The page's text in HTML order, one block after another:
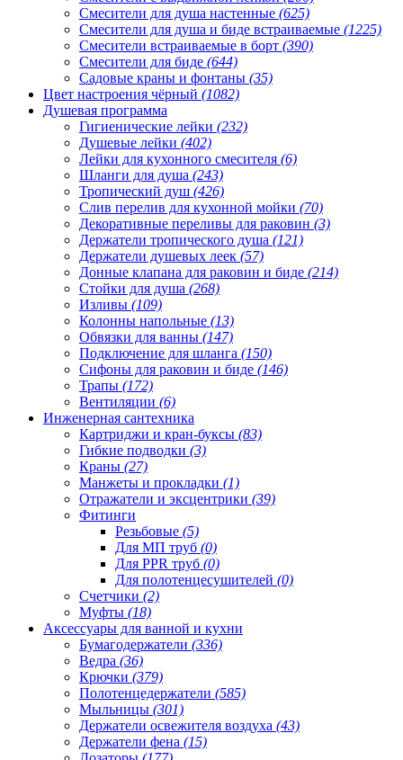
Смесители для душа настенные (625)
Смесители для душа и биде встраиваемые (1225)
Смесители встраиваемые в борт (390)
Смесители для биде (644)
Садовые краны и фонтаны (35)
Цвет настроения чёрный (1082)
Душевая программа
Гигиенические лейки (232)
Душевые лейки (402)
Лейки для кухонного смесителя (6)
Шланги для душа (243)
Тропический душ (426)
Слив перелив для кухонной мойки (70)
Декоративные переливы для раковин (3)
Держатели тропического душа (121)
Держатели душевых леек (57)
Донные клапана для раковин и биде (214)
Стойки для душа (268)
Изливы (109)
Колонны напольные (13)
Обвязки для ванны (147)
Подключение для шланга (150)
Сифоны для раковин и биде (146)
Трапы (172)
Вентиляции (6)
Инженерная сантехника
Картриджи и кран-буксы (83)
Гибкие подводки (3)
Краны (27)
Манжеты и прокладки (1)
Отражатели и эксцентрики (39)
Фитинги
Резьбовые (5)
Для МП труб (0)
Для PPR труб (0)
Для полотенцесушителей (0)
Счетчики (2)
Муфты (18)
Аксессуары для ванной и кухни
Бумагодержатели (336)
Ведра (36)
Крючки (379)
Полотенцедержатели (585)
Мыльницы (301)
Держатели освежителя воздуха (43)
Держатели фена (15)